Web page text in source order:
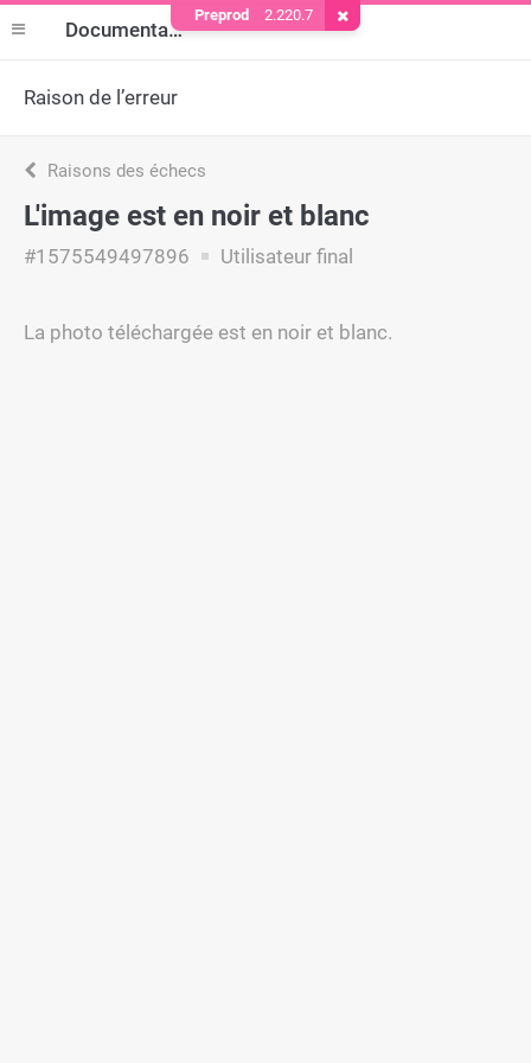
Documentation
Raison de l’erreur
Raisons des échecs
L'image est en noir et blanc
#1575549497896 Utilisateur final
La photo téléchargée est en noir et blanc.
Preprod 2.220.7 Supprimer le cookie